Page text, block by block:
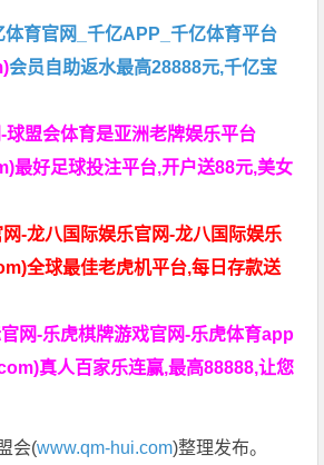
体育官网_千亿APP_千亿体育平台
会员自助返水最高28888元,千亿宝
球盟会体育是亚洲老牌娱乐平台
最好足球投注平台,开户送88元,美女
-龙八国际娱乐官网-龙八国际娱乐
全球最佳老虎机平台,每日存款送
网-乐虎棋牌游戏官网-乐虎体育app
真人百家乐连赢,最高88888,让您
会(www.qm-hui.com)整理发布。